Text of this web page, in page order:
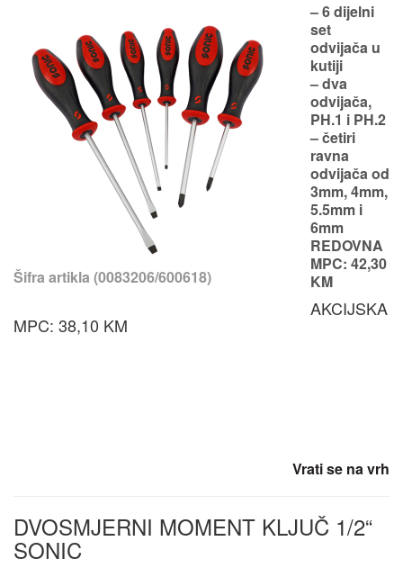
Šifra artikla (0083206/600618)
– 6 dijelni
set
odvijača u
kutiji
– dva
odvijača,
PH.1 i PH.2
– četiri
ravna
odvijača od
3mm, 4mm,
5.5mm i
6mm
REDOVNA
MPC: 42,30
KM
AKCIJSKA
MPC: 38,10 KM
Vrati se na vrh
DVOSMJERNI MOMENT KLJUČ 1/2“
SONIC